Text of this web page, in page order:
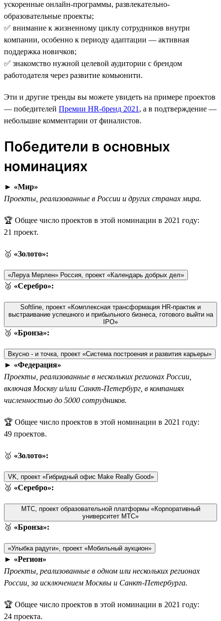
ускоренные онлайн-программы, развлекательно-
образовательные проекты;
✅ внимание к жизненному циклу сотрудников внутри
компании, особенно к периоду адаптации — активная
поддержка новичков;
✅ знакомство нужной целевой аудитории с брендом
работодателя через развитие комьюнити.
Эти и другие тренды вы можете увидеть на примере проектов
— победителей Премии HR-бренд 2021 , а в подтверждение —
небольшие комментарии от финалистов.
Победители в основных
номинациях
► «Мир»
Проекты, реализованные в России и других странах мира.
🏆 Общее число проектов в этой номинации в 2021 году:
21 проект.
🥇 «Золото»:
«Леруа Мерлен» Россия, проект «Календарь добрых дел»
🥈 «Серебро»:
Softline, проект «Комплексная трансформация HR-практик и
выстраивание успешного и прибыльного бизнеса, готового выйти на
IPO»
🥉 «Бронза»:
Вкусно - и точка, проект «Система построения и развития карьеры»
► «Федерация»
Проекты, реализованные в нескольких регионах России,
включая Москву и/или Санкт-Петербург, в компаниях
численностью до 5000 сотрудников.
🏆 Общее число проектов в этой номинации в 2021 году:
49 проектов.
🥇 «Золото»:
VK, проект «Гибридный офис Make Really Good»
🥈 «Серебро»:
МТС, проект образовательной платформы «Корпоративный
университет МТС»
🥉 «Бронза»:
«Улыбка радуги», проект «Мобильный аукцион»
► «Регион»
Проекты, реализованные в одном или нескольких регионах
России, за исключением Москвы и Санкт-Петербурга.
🏆 Общее число проектов в этой номинации в 2021 году:
24 проекта.